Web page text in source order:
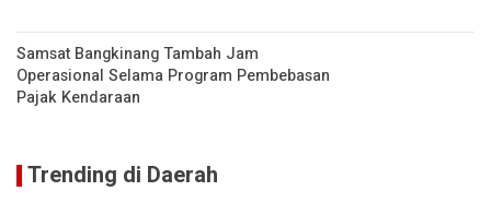
Samsat Bangkinang Tambah Jam
Operasional Selama Program Pembebasan
Pajak Kendaraan
Trending di Daerah